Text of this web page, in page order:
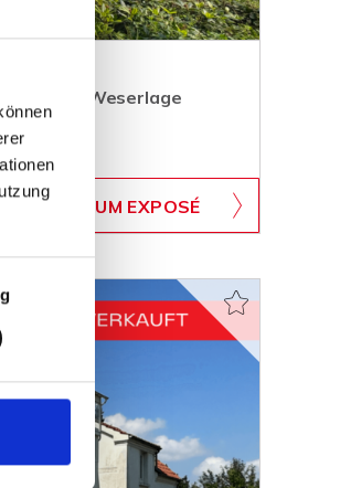
direkter Weserlage
ZUM EXPOSÉ